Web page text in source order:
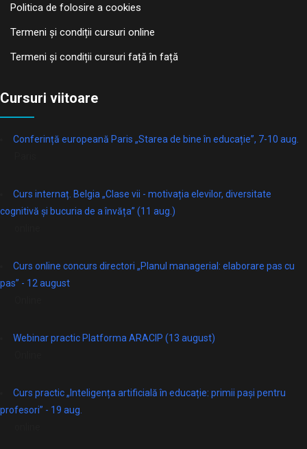
Politica de folosire a cookies
Termeni și condiții cursuri online
Termeni și condiții cursuri față în față
Cursuri viitoare
Conferință europeană Paris „Starea de bine în educație”, 7-10 aug.
Curs internaț. Belgia „Clase vii - motivația elevilor, diversitate
cognitivă și bucuria de a învăța” (11 aug.)
Curs online concurs directori „Planul managerial: elaborare pas cu
pas” - 12 august
Webinar practic Platforma ARACIP (13 august)
Curs practic „Inteligența artificială în educație: primii pași pentru
profesori” - 19 aug.